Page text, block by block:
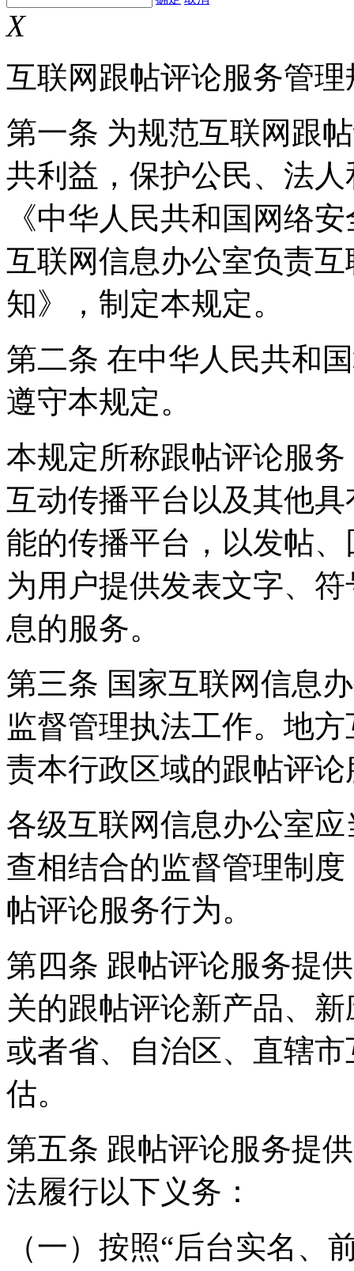
X
互联网跟帖评论服务管理
第一条 为规范互联网跟
共利益，保护公民、法
《中华人民共和国网络
互联网信息办公室负责
知》，制定本规定。
第二条 在中华人民共和
遵守本规定。
本规定所称跟帖评论服
互动传播平台以及其他
能的传播平台，以发帖
为用户提供发表文字、
息的服务。
第三条 国家互联网信息
监督管理执法工作。地
责本行政区域的跟帖评
各级互联网信息办公室
查相结合的监督管理制
帖评论服务行为。
第四条 跟帖评论服务提
关的跟帖评论新产品、
或者省、自治区、直辖
估。
第五条 跟帖评论服务提
法履行以下义务：
（一）按照“后台实名、